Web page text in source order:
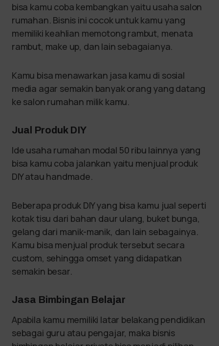
bisa kamu coba kembangkan yaitu usaha salon
rumahan. Bisnis ini cocok untuk kamu yang
memiliki keahlian memotong rambut, menata
rambut, make up, dan lain sebagaianya.
Kamu bisa menawarkan jasa kamu di sosial
media agar semakin banyak orang yang datang
ke salon rumahan milik kamu.
Jual Produk DIY
Ide usaha rumahan modal 50 ribu lainnya yang
bisa kamu coba jalankan yaitu menjual produk
DIY atau handmade.
Beberapa produk DIY yang bisa kamu jual seperti
kotak tisu dari bahan daur ulang, buket bunga,
gelang dari manik-manik, dan lain sebagainya.
Kamu bisa menjual produk tersebut secara
custom, sehingga omset yang didapatkan
semakin besar.
Jasa Bimbingan Belajar
Apabila kamu memiliki latar belakang pendidikan
sebagai guru atau pengajar, maka bisnis